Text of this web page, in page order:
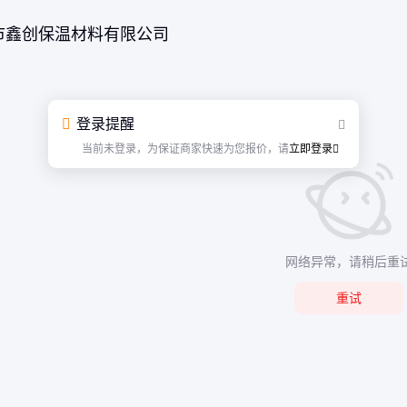
鑫创保温材料有限公司
登录提醒
当前未登录，为保证商家快速为您报价，请立即登录
网络异常，请稍后重
重试